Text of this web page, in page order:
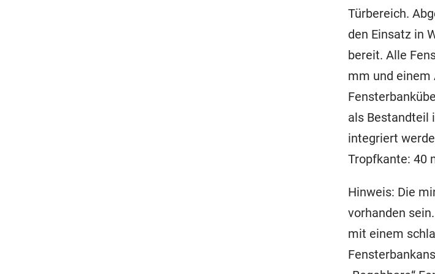
Türbereich.
den Einsatz in
bereit. Alle
mm und einem
als Bestandteil
integriert
Tropfkante: 40
Hinweis: Die
vorhanden
mit einem